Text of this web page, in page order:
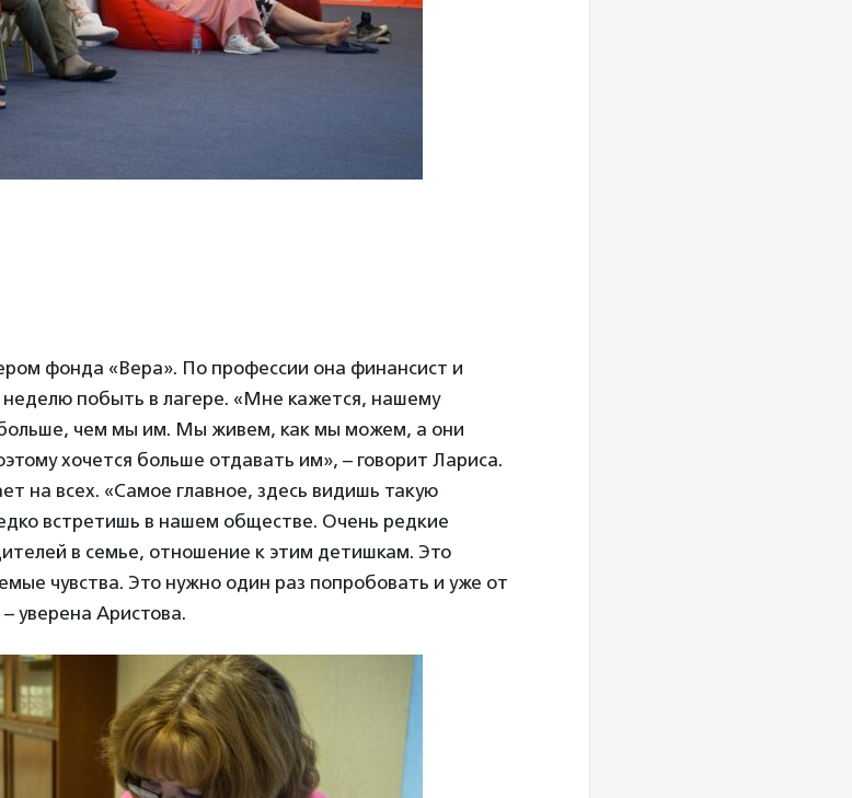
фонда «Вера». По профессии она финансист и
неделю побыть в лагере. «Мне кажется, нашему
чем мы им. Мы живем, как мы можем, а они
хочется больше отдавать им», – говорит Лариса.
на всех. «Самое главное, здесь видишь такую
встретишь в нашем обществе. Очень редкие
в семье, отношение к этим детишкам. Это
чувства. Это нужно один раз попробовать и уже от
уверена Аристова.